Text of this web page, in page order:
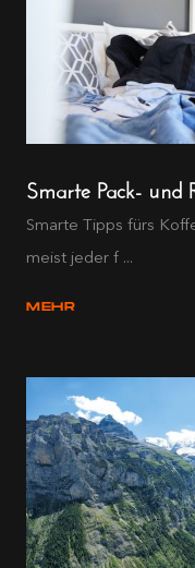
Smarte Pack- und
Smarte Tipps fürs
meist jeder f ...
MEHR